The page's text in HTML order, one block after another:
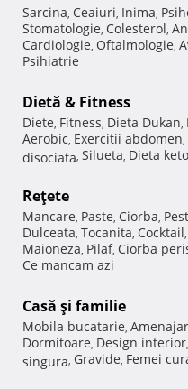
Sarcina, Ceaiuri, Inima,
Stomatologie, Colesterol,
Cardiologie, Oftalmologie,
Psihiatrie
Dietă & Fitness
Diete, Fitness, Dieta Dukan,
Aerobic, Exercitii abdomen,
disociata, Silueta, Dieta
Reţete
Mancare, Paste, Ciorba,
Dulceata, Tocanita, Cocktail,
Maioneza, Pilaf, Ciorba
Ce mancam azi
Casă şi familie
Mobila bucatarie,
Dormitoare, Design interior,
singura, Gravide, Femei